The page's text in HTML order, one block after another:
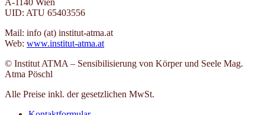
A-1140 Wien
UID: ATU 65403556
Mail: info (at) institut-atma.at
Web: www.institut-atma.at
© Institut ATMA – Sensibilisierung von Körper und Seele Mag.
Atma Pöschl
Alle Preise inkl. der gesetzlichen MwSt.